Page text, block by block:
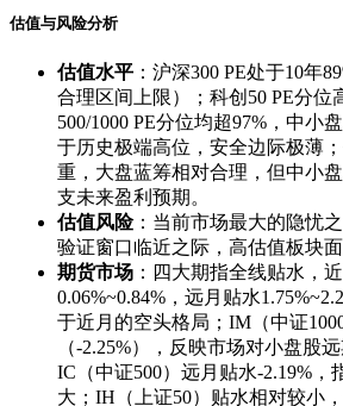
估值与风险分析
估值水平 ：沪深300 PE处于10年
合理区间上限）；科创50 PE分位
500/1000 PE分位均超97%，中小
于历史极端高位，安全边际极薄
重，大盘蓝筹相对合理，但中小
支未来盈利预期。
估值风险：当前市场最大的隐忧
验证窗口临近之际，高估值板块
期货市场 ：四大期指全线贴水，
0.06%~0.84%，远月贴水
于近月的空头格局；IM（中证
（-2.25%），反映市场对小盘股
IC（中证500）远月贴水-2.19%，
大；IH（上证50）贴水相对较小